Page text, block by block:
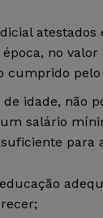
no
cumprido pelo
idade, não
salário
para